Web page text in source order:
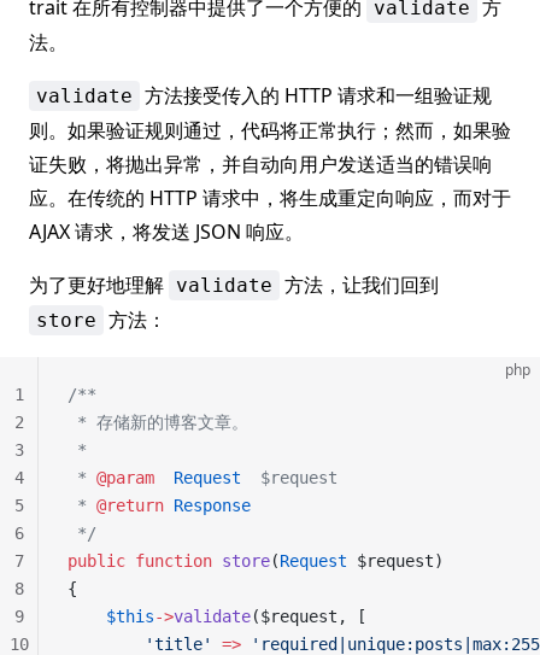
trait 在所有控制器中提供了一个方便的
validate 方
法。
validate 方法接受传入的 HTTP 请求和一组验证规
则。如果验证规则通过，代码将正常执行；然而，如果验
证失败，将抛出异常，并自动向用户发送适当的错误响
应。在传统的 HTTP 请求中，将生成重定向响应，而对于
AJAX 请求，将发送 JSON 响应。
为了更好地理解 validate 方法，让我们回到
store 方法：
php
/**
* 存储新的博客文章。
*
* @param
  Request
  $request
* @return Response
*/
public function store(Request $request)
{
    $this
->validate($request, [
        'title'
=>
1
2
3
4
5
6
7
8
9
10